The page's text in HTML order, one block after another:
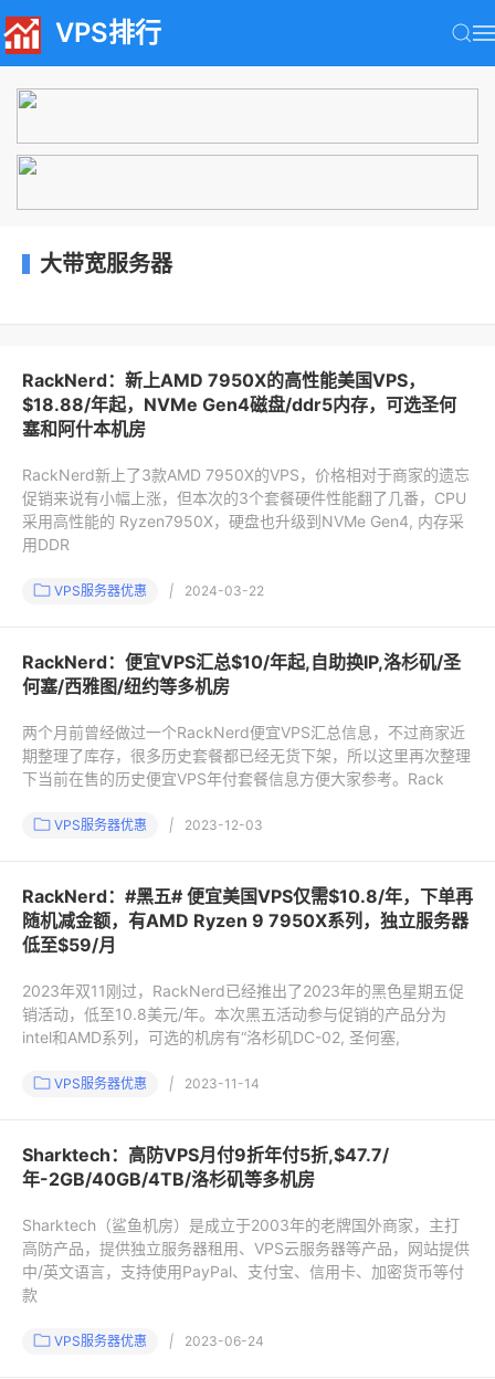
VPS排行
大带宽服务器
RackNerd：新上AMD 7950X的高性能美国VPS，
$18.88/年起，NVMe Gen4磁盘/ddr5内存，可选圣何
塞和阿什本机房
RackNerd新上了3款AMD 7950X的VPS，价格相对于商家的遗忘
促销来说有小幅上涨，但本次的3个套餐硬件性能翻了几番，CPU
采用高性能的 Ryzen7950X，硬盘也升级到NVMe Gen4, 内存采
用DDR
VPS服务器优惠 | 2024-03-22
RackNerd：便宜VPS汇总$10/年起,自助换IP,洛杉矶/圣
何塞/西雅图/纽约等多机房
两个月前曾经做过一个RackNerd便宜VPS汇总信息，不过商家近
期整理了库存，很多历史套餐都已经无货下架，所以这里再次整理
下当前在售的历史便宜VPS年付套餐信息方便大家参考。Rack
VPS服务器优惠 | 2023-12-03
RackNerd：#黑五# 便宜美国VPS仅需$10.8/年，下单再
随机减金额，有AMD Ryzen 9 7950X系列，独立服务器
低至$59/月
2023年双11刚过，RackNerd已经推出了2023年的黑色星期五促
销活动，低至10.8美元/年。本次黑五活动参与促销的产品分为
intel和AMD系列，可选的机房有“洛杉矶DC-02, 圣何塞,
VPS服务器优惠 | 2023-11-14
Sharktech：高防VPS月付9折年付5折,$47.7/
年-2GB/40GB/4TB/洛杉矶等多机房
Sharktech（鲨鱼机房）是成立于2003年的老牌国外商家，主打
高防产品，提供独立服务器租用、VPS云服务器等产品，网站提供
中/英文语言，支持使用PayPal、支付宝、信用卡、加密货币等付
款
VPS服务器优惠 | 2023-06-24